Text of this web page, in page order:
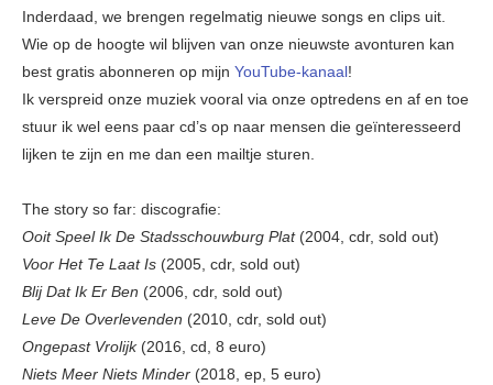
Inderdaad, we brengen regelmatig nieuwe songs en clips uit.
Wie op de hoogte wil blijven van onze nieuwste avonturen kan
best gratis abonneren op mijn YouTube-kanaal!
Ik verspreid onze muziek vooral via onze optredens en af en toe
stuur ik wel eens paar cd’s op naar mensen die geïnteresseerd
lijken te zijn en me dan een mailtje sturen.
The story so far: discografie:
Ooit Speel Ik De Stadsschouwburg Plat(2004, cdr, sold out)
Voor Het Te Laat Is (2005, cdr, sold out)
Blij Dat Ik Er Ben (2006, cdr, sold out)
Leve De Overlevenden (2010, cdr, sold out)
Ongepast Vrolijk(2016, cd, 8 euro)
Niets Meer Niets Minder (2018, ep, 5 euro)